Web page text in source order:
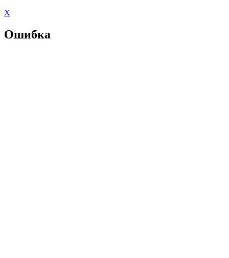
X
Ошибка